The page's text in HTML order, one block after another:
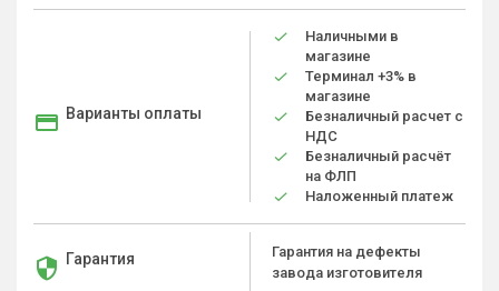
Варианты оплаты
Наличными в
магазине
Терминал +3% в
магазине
Безналичный расчет с
НДС
Безналичный расчёт
на ФЛП
Наложенный платеж
Гарантия
Гарантия на дефекты
завода изготовителя